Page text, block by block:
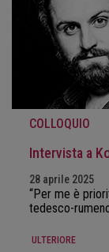
COLLOQUIO
Intervista a
28 aprile 2025
“Per me è
tedesco-
ULTERIORE